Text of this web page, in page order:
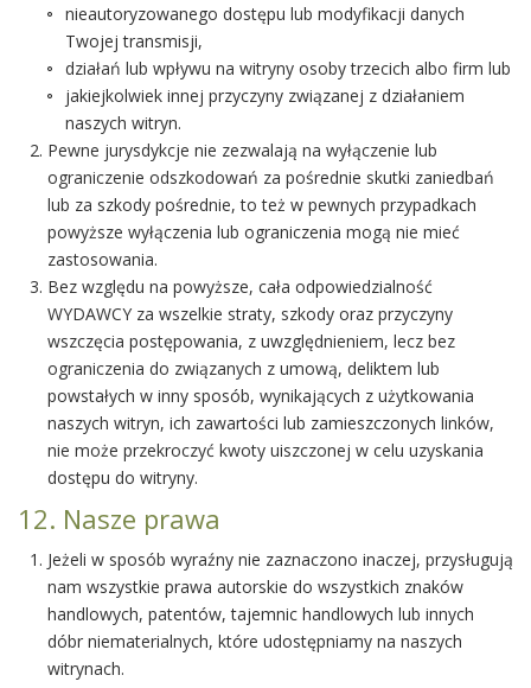
nieautoryzowanego dostępu lub modyfikacji danych
Twojej transmisji,
działań lub wpływu na witryny osoby trzecich albo firm lub
jakiejkolwiek innej przyczyny związanej z działaniem
naszych witryn.
Pewne jurysdykcje nie zezwalają na wyłączenie lub
ograniczenie odszkodowań za pośrednie skutki zaniedbań
lub za szkody pośrednie, to też w pewnych przypadkach
powyższe wyłączenia lub ograniczenia mogą nie mieć
zastosowania.
Bez względu na powyższe, cała odpowiedzialność
WYDAWCY za wszelkie straty, szkody oraz przyczyny
wszczęcia postępowania, z uwzględnieniem, lecz bez
ograniczenia do związanych z umową, deliktem lub
powstałych w inny sposób, wynikających z użytkowania
naszych witryn, ich zawartości lub zamieszczonych linków,
nie może przekroczyć kwoty uiszczonej w celu uzyskania
dostępu do witryny.
12. Nasze prawa
Jeżeli w sposób wyraźny nie zaznaczono inaczej, przysługują
nam wszystkie prawa autorskie do wszystkich znaków
handlowych, patentów, tajemnic handlowych lub innych
dóbr niematerialnych, które udostępniamy na naszych
witrynach.